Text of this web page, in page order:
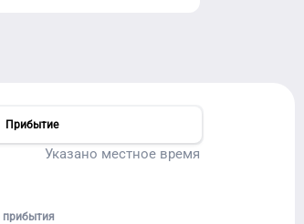
Прибытие
Указано местное время
прибытия